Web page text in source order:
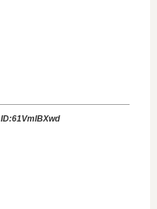
ID:61VmlBXwd